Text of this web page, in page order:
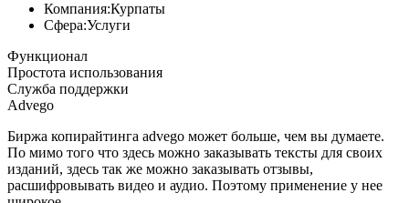
Компания:Курпаты
Сфера:Услуги
Функционал
Простота использования
Служба поддержки
Advego
Биржа копирайтинга advego может больше, чем вы думаете.
По мимо того что здесь можно заказывать тексты для своих
изданий, здесь так же можно заказывать отзывы,
расшифровывать видео и аудио. Поэтому применение у нее